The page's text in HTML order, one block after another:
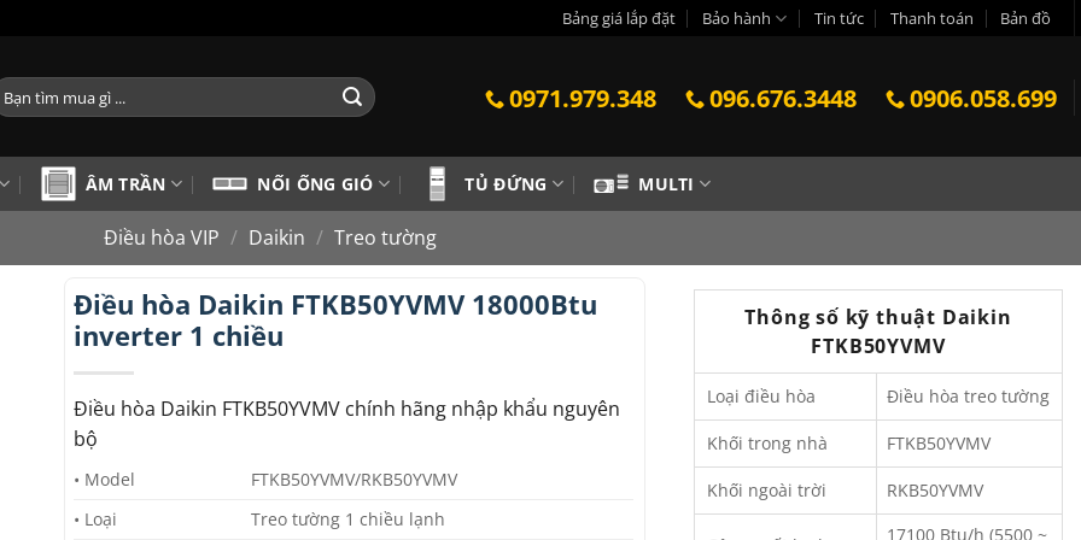
Bảng giá lắp đặt Bảo hành Tin tức Thanh toán Bản đồ
0971.979.348 096.676.3448 0906.058.699
ÂM TRẦN NỐI ỐNG GIÓ TỦ ĐỨNG MULTI
Điều hòa VIP / Daikin / Treo tường
Điều hòa Daikin FTKB50YVMV 18000Btu
inverter 1 chiều
Điều hòa Daikin FTKB50YVMV chính hãng nhập khẩu nguyên
bộ
• Model
FTKB50YVMV/RKB50YVMV
• Loại
Treo tường 1 chiều lạnh
Thông số kỹ thuật Daikin
FTKB50YVMV
Loại điều hòa Điều hòa treo tường
Khối trong nhà FTKB50YVMV
Khối ngoài trời RKB50YVMV
17100 Btu/h (5500 ~